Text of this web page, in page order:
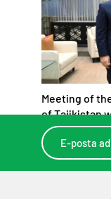
Meeting of
of Tajikistan
of UNESCAP